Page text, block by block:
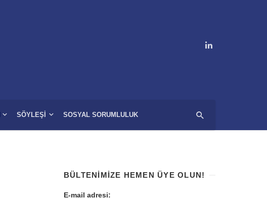
SÖYLEŞI SOSYAL SORUMLULUK
BÜLTENIMIZE HEMEN ÜYE OLUN!
E-mail adresi: